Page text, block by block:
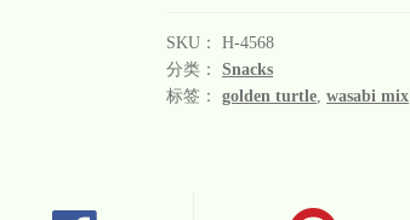
SKU：H-4568
分类：Snacks
标签：golden turtle ,wasabi mix